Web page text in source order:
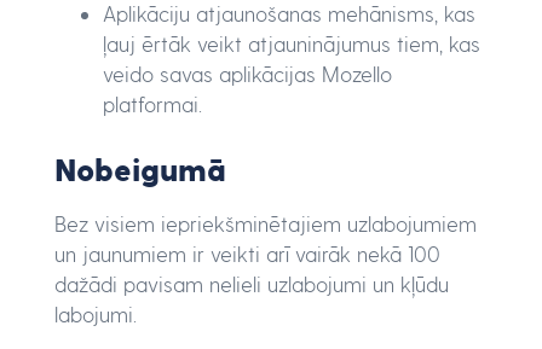
Aplikāciju atjaunošanas mehānisms, kas
ļauj ērtāk veikt atjauninājumus tiem, kas
veido savas aplikācijas Mozello
platformai.
Nobeigumā
Bez visiem iepriekšminētajiem uzlabojumiem
un jaunumiem ir veikti arī vairāk nekā 100
dažādi pavisam nelieli uzlabojumi un kļūdu
labojumi.